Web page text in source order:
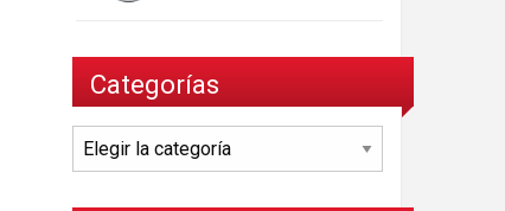
Categorías
Categorías